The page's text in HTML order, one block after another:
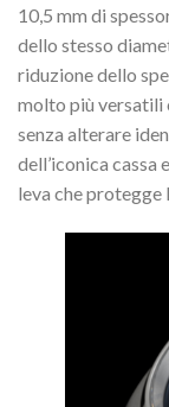
10,5 mm di
dello stesso
riduzione dello
molto più versatili
senza alterare
dell’iconica cassa
leva che protegge